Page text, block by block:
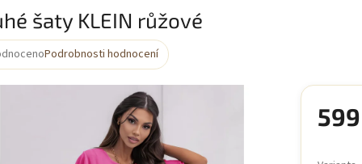
šaty KLEIN růžové
Podrobnosti hodnocení